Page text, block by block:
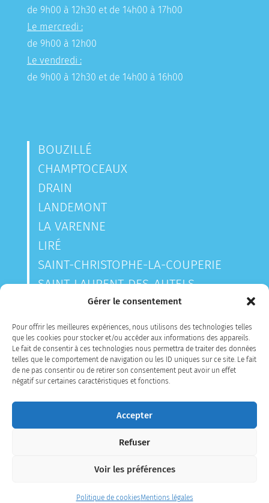
Gérer le consentement
Pour offrir les meilleures expériences, nous utilisons des technologies telles
que les cookies pour stocker et/ou accéder aux informations des appareils.
Le fait de consentir à ces technologies nous permettra de traiter des données
telles que le comportement de navigation ou les ID uniques sur ce site. Le fait
de ne pas consentir ou de retirer son consentement peut avoir un effet
négatif sur certaines caractéristiques et fonctions.
Accepter
Refuser
Voir les préférences
Politique de cookiesMentions légales
de 9h00 à 12h30 et de 14h00 à 17h00
Le mercredi :
de 9h00 à 12h00
Le vendredi :
de 9h00 à 12h30 et de 14h00 à 16h00
BOUZILLÉ
CHAMPTOCEAUX
DRAIN
LANDEMONT
LA VARENNE
LIRÉ
SAINT-CHRISTOPHE-LA-COUPERIE
SAINT-LAURENT-DES-AUTELS
SAINT-SAUVEUR-DE-LANDEMONT
CONTACTEZ-NOUS